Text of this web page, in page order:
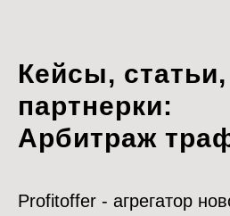
Кейсы, статьи,
партнерки:
Арбитраж
Profitoffer - агрегатор